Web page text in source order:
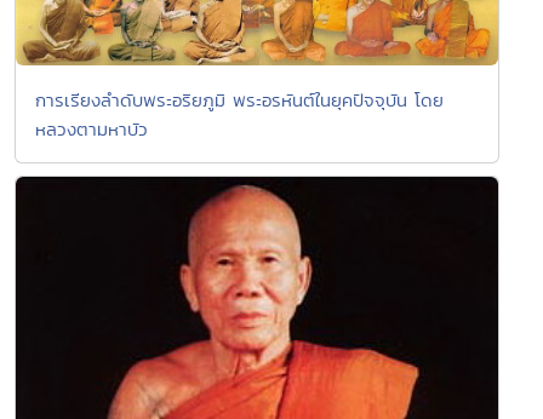
การเรียงลำดับพระอริยภูมิ พระอรหันต์ในยุคปัจจุบัน โดย
หลวงตามหาบัว